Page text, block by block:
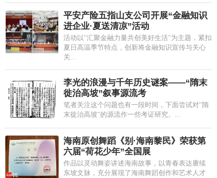
平安产险五指山支公司开展“金融知识
进企业·夏送清凉”活动
活动以"汇聚金融力量共创美好生活"为主题，紧扣
夏日高温季节特点，创新将金融知识宣传与关心
关...
李光的浪漫与千年历史谜案——“隋末
徙治高坡”叙事源流考
笔者关注这个问题也有一段时间，下面尝试对"隋
末徙治高坡"的源流作一些考证研究。...
海南原创舞蹈《别·海南黎民》荣获第
六届“荷花少年”全国展
作品以灵动舞姿讲述海南故事，以青春表达赓续
东坡文脉，充分展现了海南舞蹈创作和艺术人才